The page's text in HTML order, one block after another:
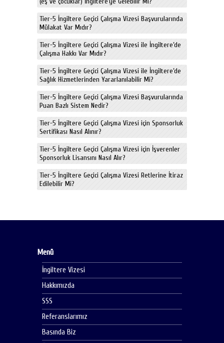
Tier-5 İngiltere Geçici Çalışma Vizesi Başvurularında
Mülakat Var Mıdır?
Tier-5 İngiltere Geçici Çalışma Vizesi ile İngiltere’de
Çalışma Hakkı Var Mıdır?
Tier-5 İngiltere Geçici Çalışma Vizesi ile İngiltere’de
Sağlık Hizmetlerinden Yararlanılabilir Mi?
Tier-5 İngiltere Geçici Çalışma Vizesi Başvurularında
Puan Bazlı Sistem Nedir?
Tier-5 İngiltere Geçici Çalışma Vizesi için Sponsorluk
Sertifikası Nasıl Alınır?
Tier-5 İngiltere Geçici Çalışma Vizesi için İşverenler
Sponsorluk Lisansını Nasıl Alır?
Tier-5 İngiltere Geçici Çalışma Vizesi Retlerine İtiraz
Edilebilir Mi?
Menü
İngiltere Vizesi
Hakkımızda
SSS
Referanslarımız
Basında Biz